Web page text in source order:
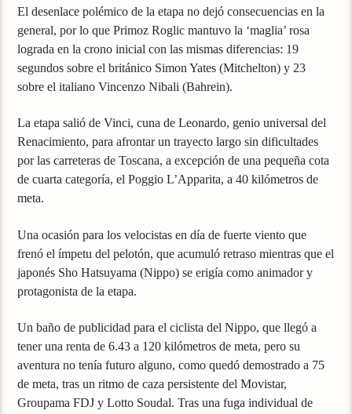
El desenlace polémico de la etapa no dejó consecuencias en la
general, por lo que Primoz Roglic mantuvo la ‘maglia’ rosa
lograda en la crono inicial con las mismas diferencias: 19
segundos sobre el británico Simon Yates (Mitchelton) y 23
sobre el italiano Vincenzo Nibali (Bahrein).
La etapa salió de Vinci, cuna de Leonardo, genio universal del
Renacimiento, para afrontar un trayecto largo sin dificultades
por las carreteras de Toscana, a excepción de una pequeña cota
de cuarta categoría, el Poggio L’Apparita, a 40 kilómetros de
meta.
Una ocasión para los velocistas en día de fuerte viento que
frenó el ímpetu del pelotón, que acumuló retraso mientras que el
japonés Sho Hatsuyama (Nippo) se erigía como animador y
protagonista de la etapa.
Un baño de publicidad para el ciclista del Nippo, que llegó a
tener una renta de 6.43 a 120 kilómetros de meta, pero su
aventura no tenía futuro alguno, como quedó demostrado a 75
de meta, tras un ritmo de caza persistente del Movistar,
Groupama FDJ y Lotto Soudal. Tras una fuga individual de